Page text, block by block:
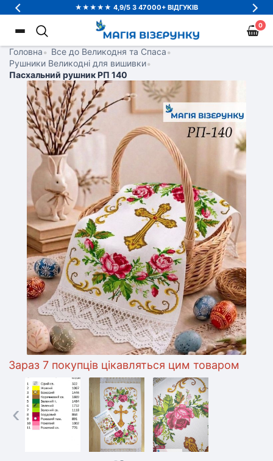
★★★★★ 4,9/5 З 47000+ ВІДГУКІВ
0
Головна• Все до Великодня та Спаса•
Рушники Великодні для вишивки•
Пасхальний рушник РП 140
7 покупців цікавляться цим товаром
‹